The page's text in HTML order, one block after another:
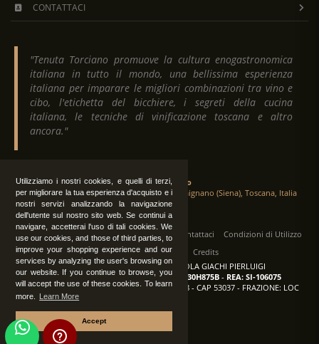
Utilizziamo i nostri cookies, e quelli di terzi,
per migliorare la tua esperienza d'acquisto e i
nostri servizi analizzando la navigazione
dell'utente sul nostro sito web. Se continui a
navigare, accetterai l'uso di tali cookies. We
use our cookies, and those of third parties, to
improve your shopping experience and our
services by analyzing the user's browsing on
our website. If you continue to browse, you
will accept the use of these cookies. To learn
more.
Learn More
Accept
CONTATTACI
"Tenuta Torciano promuove la cultura enogastronomica
italiana in tutto il mondo, una bellissima esperienza
italiana per imparare le migliori combinazioni tra vino e
cibo, l'etichetta del bicchiere, i segreti della cucina
italiana, le tecniche di vinificazione toscana e altro
ancora."
Tenuta Torciano
Via Crocetta 16, Loc. Ulignano 53037 San Gimignano (Siena), Toscana, Italia
Tutti i diritti sono riservati | Operatori Contattaci
Condizioni di Utilizzo
Privacy
Albo Fornitori
Credits
TENUTA TORCIANO AZIENDA AGRICOLA GIACHI PIERLUIGI
P.IVA: IT00375840527 -C.F.: GCHPLG62C30H875B- REA: SI-106075
Sede: SAN GIMIGNANO (SI) - VIA CROCETTA 18 - CAP 53037 - FRAZIONE: LOC